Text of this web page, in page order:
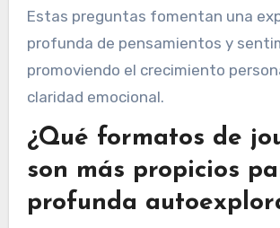
Estas preguntas fomentan una
profunda de pensamientos y
promoviendo el crecimiento
claridad emocional.
¿Qué formatos de
son más propicios
profunda